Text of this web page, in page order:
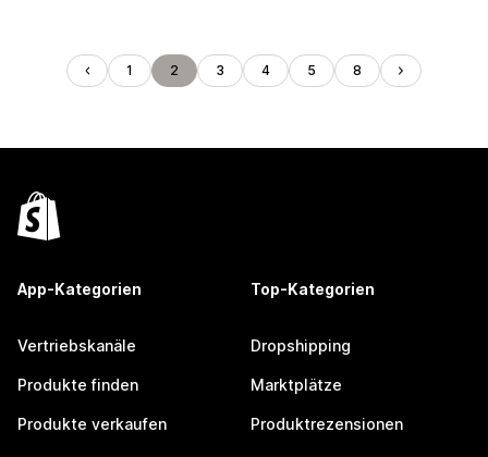
1 2 3 4 5 8
App-Kategorien
Vertriebskanäle
Produkte finden
Produkte verkaufen
Top-Kategorien
Dropshipping
Marktplätze
Produktrezensionen